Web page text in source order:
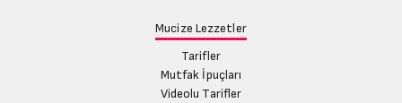
Mucize Lezzetler
Tarifler
Mutfak İpuçları
Videolu Tarifler